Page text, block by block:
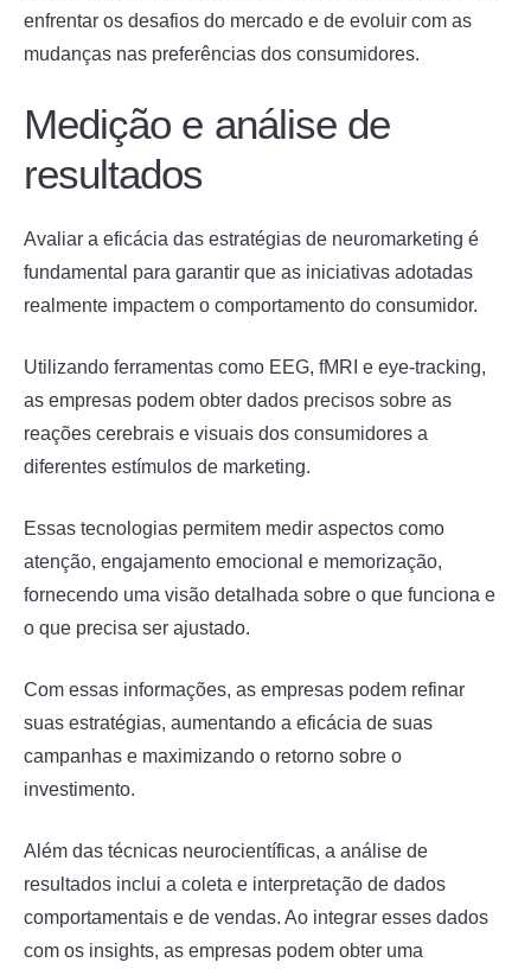
enfrentar os desafios do mercado e de evoluir com as
mudanças nas preferências dos consumidores.
Medição e análise de
resultados
Avaliar a eficácia das estratégias de neuromarketing é
fundamental para garantir que as iniciativas adotadas
realmente impactem o comportamento do consumidor.
Utilizando ferramentas como EEG, fMRI e eye-tracking,
as empresas podem obter dados precisos sobre as
reações cerebrais e visuais dos consumidores a
diferentes estímulos de marketing.
Essas tecnologias permitem medir aspectos como
atenção, engajamento emocional e memorização,
fornecendo uma visão detalhada sobre o que funciona e
o que precisa ser ajustado.
Com essas informações, as empresas podem refinar
suas estratégias, aumentando a eficácia de suas
campanhas e maximizando o retorno sobre o
investimento.
Além das técnicas neurocientíficas, a análise de
resultados inclui a coleta e interpretação de dados
comportamentais e de vendas. Ao integrar esses dados
com os insights, as empresas podem obter uma